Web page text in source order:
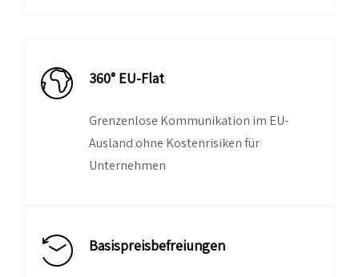
360° EU-Flat
Grenzenlose Kommunikation im EU-
Ausland ohne Kostenrisiken für
Unternehmen
Basispreisbefreiungen